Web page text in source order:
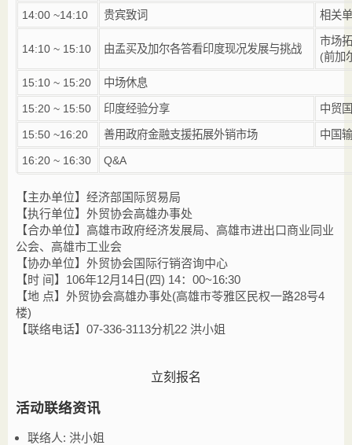
14:00 ~14:10 贵宾致词 相关
14:10 ~ 15:10 由孟买及加尔各答看印度现况发展与挑战
市场
(前加
15:10 ~ 15:20 中场休息
15:20 ~ 15:50 印度经验分享 中贸
15:50 ~16:20 善用政府金融支援拓展外销市场 中国
16:20 ~ 16:30 Q&A
【主办单位】经济部国际贸易局
【执行单位】外贸协会高雄办事处
【合办单位】高雄市政府经济发展局、高雄市进出口商业同业
公会、高雄市工业会
【协办单位】外贸协会国际行销咨询中心
【时 间】106年12月14日(四) 14：00~16:30
【地 点】 外贸协会高雄办事处(高雄市苓雅区民权一路28号4
楼)
【联络电话】07-336-3113分机22 洪小姐
立刻报名
活动联络资讯
联络人: 洪小姐